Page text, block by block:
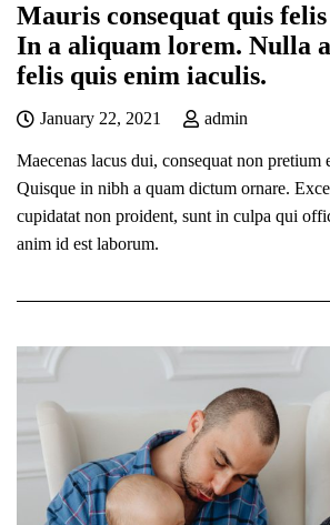
Mauris consequat quis
In a aliquam lorem. Nulla
felis quis enim iaculis.
January 22, 2021 admin
Maecenas lacus dui, consequat non pretium
Quisque in nibh a quam dictum ornare.
cupidatat non proident, sunt in culpa qui
anim id est laborum.